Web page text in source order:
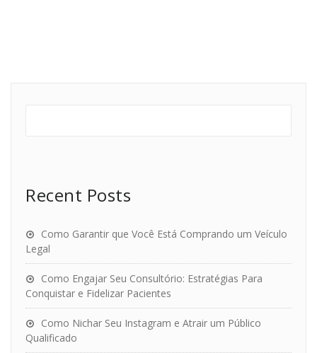
Recent Posts
Como Garantir que Você Está Comprando um Veículo
Legal
Como Engajar Seu Consultório: Estratégias Para
Conquistar e Fidelizar Pacientes
Como Nichar Seu Instagram e Atrair um Público
Qualificado